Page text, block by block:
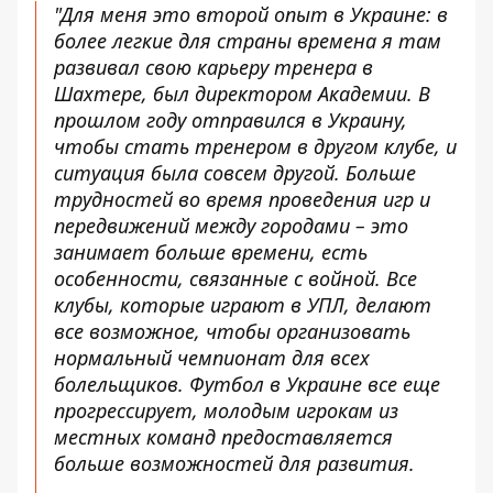
"Для меня это второй опыт в Украине: в
более легкие для страны времена я там
развивал свою карьеру тренера в
Шахтере, был директором Академии. В
прошлом году отправился в Украину,
чтобы стать тренером в другом клубе, и
ситуация была совсем другой. Больше
трудностей во время проведения игр и
передвижений между городами – это
занимает больше времени, есть
особенности, связанные с войной. Все
клубы, которые играют в УПЛ, делают
все возможное, чтобы организовать
нормальный чемпионат для всех
болельщиков. Футбол в Украине все еще
прогрессирует, молодым игрокам из
местных команд предоставляется
больше возможностей для развития.